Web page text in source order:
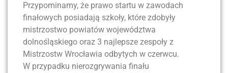
Przypominamy, że prawo startu w zawodach
finałowych posiadają szkoły, które zdobyły
mistrzostwo powiatów województwa
dolnośląskiego oraz 3 najlepsze zespoły z
Mistrzostw Wrocławia odbytych w czerwcu.
W przypadku nierozgrywania finału